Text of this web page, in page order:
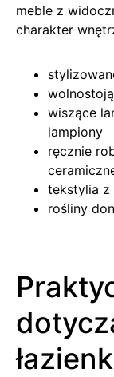
meble z
charakter
wiszące
lampiony
ręcznie
tekstylia z
rośliny